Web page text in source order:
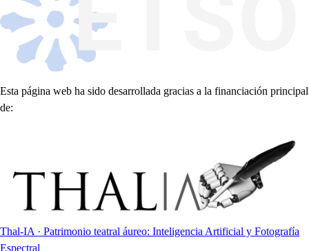
Esta página web ha sido desarrollada gracias a la financiación principal
de:
Thal-IA · Patrimonio teatral áureo: Inteligencia Artificial y Fotografía
Espectral